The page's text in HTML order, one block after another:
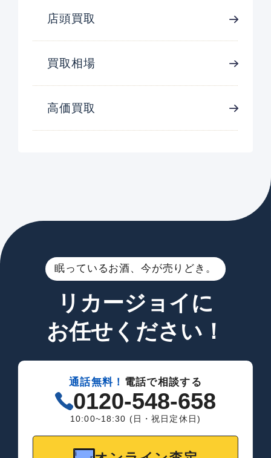
店頭買取
買取相場
高価買取
眠っているお酒、今が売りどき。
リカージョイに
お任せください！
通話無料！ 電話で相談する
0120-548-658
10:00~18:30 (日・祝日定休日)